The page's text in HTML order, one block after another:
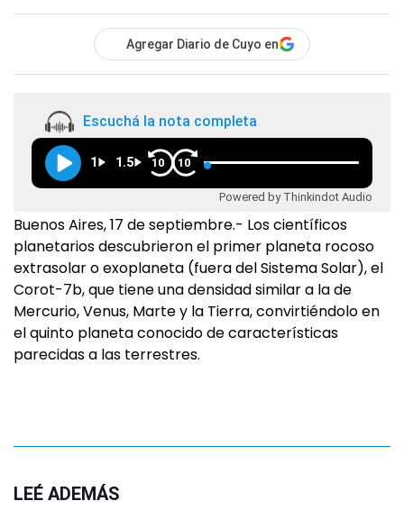
Agregar Diario de Cuyo en
Escuchá la nota completa
1 1.5 10 10
Powered by Thinkindot Audio
Buenos Aires, 17 de septiembre.- Los científicos
planetarios descubrieron el primer planeta rocoso
extrasolar o exoplaneta (fuera del Sistema Solar), el
Corot-7b, que tiene una densidad similar a la de
Mercurio, Venus, Marte y la Tierra, convirtiéndolo en
el quinto planeta conocido de características
parecidas a las terrestres.
LEÉ ADEMÁS